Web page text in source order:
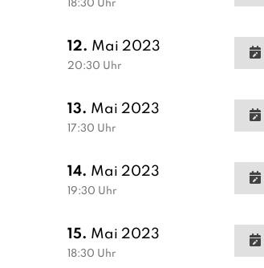
18:30 Uhr
12. Mai 2023
20:30 Uhr
13. Mai 2023
17:30 Uhr
14. Mai 2023
19:30 Uhr
15. Mai 2023
18:30 Uhr